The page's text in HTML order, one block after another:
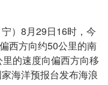
）8月29日16时，今
西方向约50公里的南
的速度向偏西方向移
海洋预报台发布海浪